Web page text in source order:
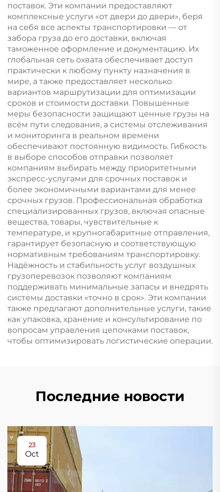
поставок. Эти компании предоставляют
комплексные услуги «от двери до двери», беря
на себя все аспекты транспортировки — от
забора груза до его доставки, включая
таможенное оформление и документацию. Их
глобальная сеть охвата обеспечивает доступ
практически к любому пункту назначения в
мире, а также предоставляет несколько
вариантов маршрутизации для оптимизации
сроков и стоимости доставки. Повышенные
меры безопасности защищают ценные грузы на
всём пути следования, а системы отслеживания
и мониторинга в реальном времени
обеспечивают постоянную видимость. Гибкость
в выборе способов отправки позволяет
компаниям выбирать между приоритетными
экспресс-услугами для срочных поставок и
более экономичными вариантами для менее
срочных грузов. Профессиональная обработка
специализированных грузов, включая опасные
вещества, товары, чувствительные к
температуре, и крупногабаритные отправления,
гарантирует безопасную и соответствующую
нормативным требованиям транспортировку.
Надёжность и стабильность услуг воздушных
грузоперевозок позволяют компаниям
поддерживать минимальные запасы и внедрять
системы доставки «точно в срок». Эти компании
также предлагают дополнительные услуги, такие
как упаковка, хранение и консультирование по
вопросам управления цепочками поставок,
чтобы оптимизировать логистические операции.
Последние новости
23
Oct